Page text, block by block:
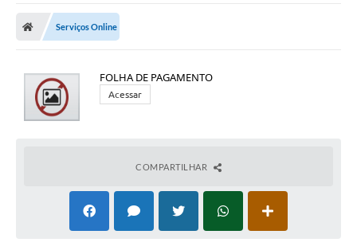
Serviços Online
FOLHA DE PAGAMENTO
Acessar
COMPARTILHAR